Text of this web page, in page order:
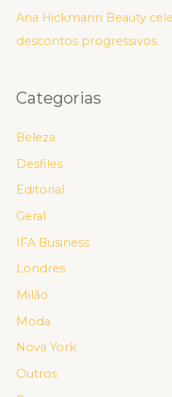
Ana Hickmann Beauty
descontos progressivos
Categorias
Beleza
Desfiles
Editorial
Geral
IFA Business
Londres
Milão
Moda
Nova York
Outros